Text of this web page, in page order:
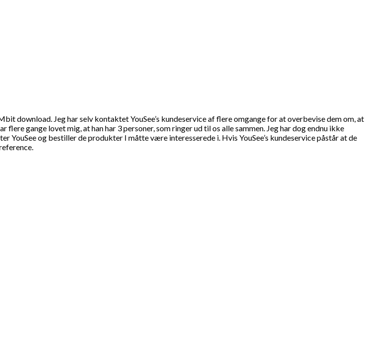
download. Jeg har selv kontaktet YouSee’s kundeservice af flere omgange for at overbevise dem om, at
gange lovet mig, at han har 3 personer, som ringer ud til os alle sammen. Jeg har dog endnu ikke
og bestiller de produkter I måtte være interesserede i. Hvis YouSee’s kundeservice påstår at de